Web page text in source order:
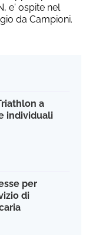
e' ospite nel
da Campioni.
a
individuali
per
di